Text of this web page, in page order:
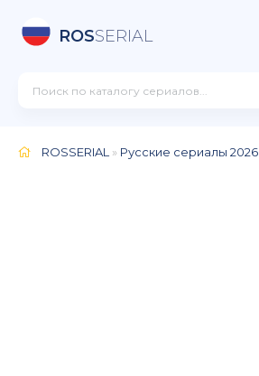
ROSSERIAL
ROSSERIAL » Русские сериалы 2026